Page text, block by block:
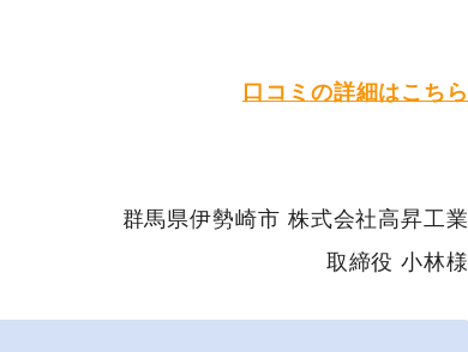
口コミの詳細はこちら
群馬県伊勢崎市 株式会社高昇工業
取締役 小林様